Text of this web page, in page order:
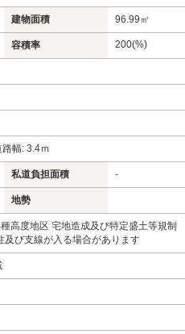
建物面積 96.99㎡
容積率 200(%)
幅: 3.4ｍ
私道負担面積 -
地勢
高度地区 宅地造成及び特定盛土等規制
及び支線が入る場合があります